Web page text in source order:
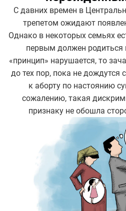
С давних времен в
трепетом ожидают
Однако в некоторых семьях
первым должен родиться
«принцип» нарушается, то
до тех пор, пока не дождутся
к аборту по настоянию
сожалению, такая
признаку не обошла